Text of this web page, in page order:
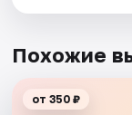
Похожие
от 350 ₽